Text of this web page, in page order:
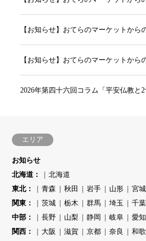
【お知らせ】おてらのマーケットから
【お知らせ】おてらのマーケットから
2026年第四十六回コラム「平安仏教と2
エリア
お知らせ
北海道：
北海道
東北：
青森 秋田 岩手 山形 宮城
関東：
茨城 栃木 群馬 埼玉 千葉
中部：
長野 山梨 静岡 岐阜 愛知
関西：
大阪 滋賀 京都 奈良 和